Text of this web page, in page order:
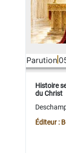
Parution
Histoire
du Christ
Éditeur :